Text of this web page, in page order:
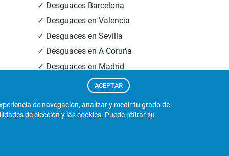
✓ Desguaces Barcelona
✓ Desguaces en Valencia
✓ Desguaces en Sevilla
✓ Desguaces en A Coruña
✓ Desguaces en Madrid
✓ Informacion Desguaces
ACEPTAR
de navegación, analizar y medir tu grado de
de elección y las cookies. Puede retirar su